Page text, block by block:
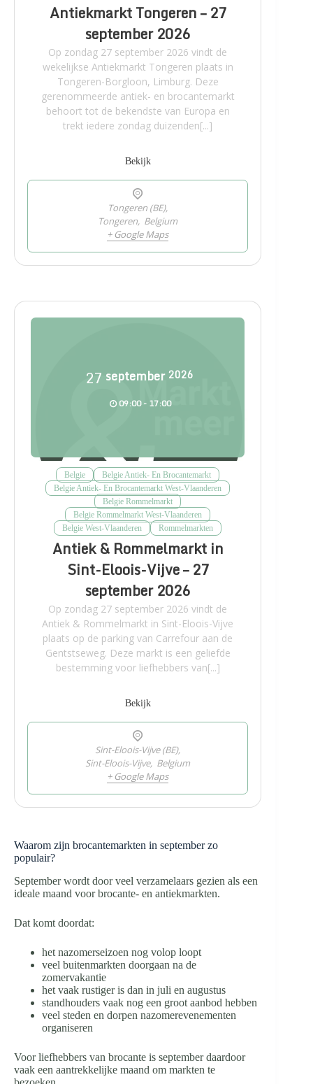
Antiekmarkt Tongeren – 27
september 2026
Op zondag 27 september 2026 vindt de
wekelijkse Antiekmarkt Tongeren plaats in
Tongeren-Borgloon, Limburg. Deze
gerenommeerde antiek- en brocantemarkt
behoort tot de bekendste van Europa en
trekt iedere zondag duizenden[...]
Bekijk
Tongeren (BE),
Tongeren, Belgium
+ Google Maps
27 september 2026
09:00 - 17:00
Belgie
Belgie Antiek- En Brocantemarkt
Belgie Antiek- En Brocantemarkt West-Vlaanderen
Belgie Rommelmarkt
Belgie Rommelmarkt West-Vlaanderen
Belgie West-Vlaanderen
Rommelmarkten
Antiek & Rommelmarkt in
Sint-Eloois-Vijve – 27
september 2026
Op zondag 27 september 2026 vindt de
Antiek & Rommelmarkt in Sint-Eloois-Vijve
plaats op de parking van Carrefour aan de
Gentstseweg. Deze markt is een geliefde
bestemming voor liefhebbers van[...]
Bekijk
Sint-Eloois-Vijve (BE),
Sint-Eloois-Vijve, Belgium
+ Google Maps
Waarom zijn brocantemarkten in september zo
populair?
September wordt door veel verzamelaars gezien als een
ideale maand voor brocante- en antiekmarkten.
Dat komt doordat:
het nazomerseizoen nog volop loopt
veel buitenmarkten doorgaan na de
zomervakantie
het vaak rustiger is dan in juli en augustus
standhouders vaak nog een groot aanbod hebben
veel steden en dorpen nazomerevenementen
organiseren
Voor liefhebbers van brocante is september daardoor
vaak een aantrekkelijke maand om markten te